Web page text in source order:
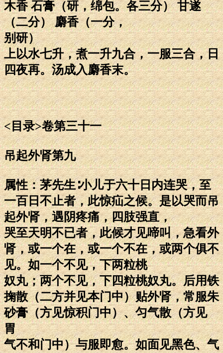
木香 石膏（研，绵包。各三分） 甘遂
（二分） 麝香（一分，
别研）
上以水七升，煮一升九合，一服三合，日
四夜再。汤成入麝香末。
<目录>卷第三十一
吊起外肾第九
属性：茅先生∶小儿于六十日内连哭，至
一百日不止者，此惊疝之候。是以哭而吊
起外肾，遇阴疼痛，四肢强直，
哭至天明不已者，此候才见啼叫，急看外
肾，或一个在，或一个不在，或两个俱不
见。如一个不见，下两粒桃
奴丸；两个不见，下四粒桃奴丸。后用铁
掬散（二方并见本门中）贴外肾，常服朱
砂膏（方见惊积门中）、匀气散（方见
胃
气不和门中）与服即愈。如面见黑色、气